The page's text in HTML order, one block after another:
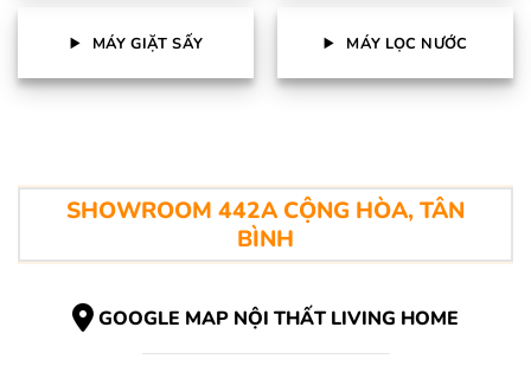
MÁY GIẶT SẤY MÁY LỌC NƯỚC
SHOWROOM 442A CỘNG HÒA, TÂN
BÌNH
GOOGLE MAP NỘI THẤT LIVING HOME